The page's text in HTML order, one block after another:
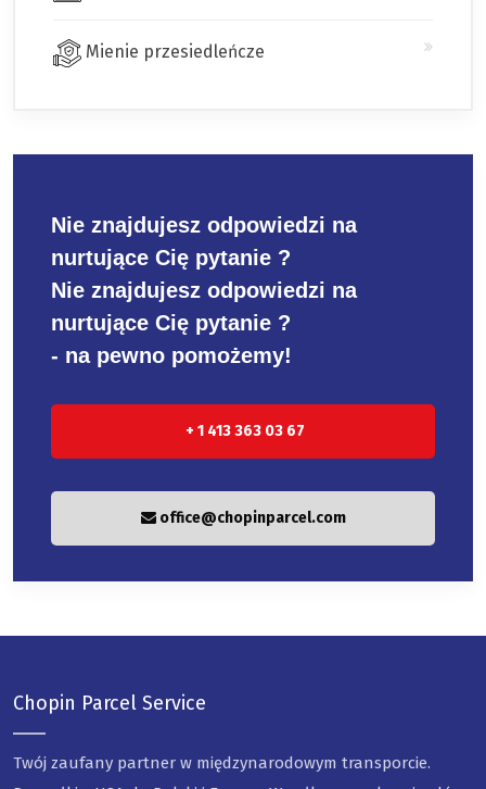
Mienie przesiedleńcze
Nie znajdujesz odpowiedzi na
nurtujące Cię pytanie ?
Nie znajdujesz odpowiedzi na
nurtujące Cię pytanie ?
- na pewno pomożemy!
+ 1 413 363 03 67
office@chopinparcel.com
Chopin Parcel Service
Twój zaufany partner w międzynarodowym transporcie.